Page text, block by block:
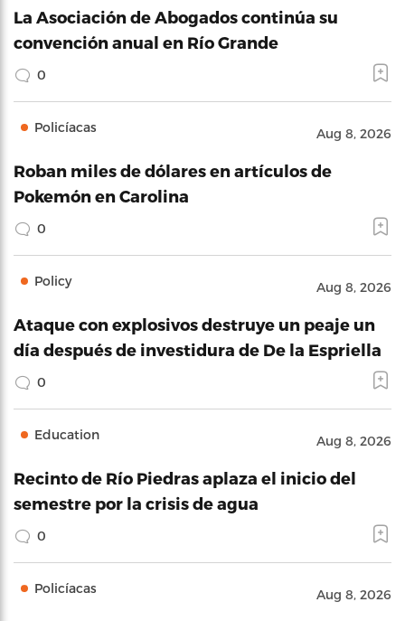
La Asociación de Abogados continúa su
convención anual en Río Grande
0
Policíacas Aug 8, 2026
Roban miles de dólares en artículos de
Pokemón en Carolina
0
Policy Aug 8, 2026
Ataque con explosivos destruye un peaje un
día después de investidura de De la Espriella
0
Education Aug 8, 2026
Recinto de Río Piedras aplaza el inicio del
semestre por la crisis de agua
0
Policíacas Aug 8, 2026